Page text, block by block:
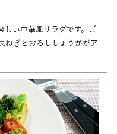
しい中華風サラダです。ご
ねぎとおろししょうががア